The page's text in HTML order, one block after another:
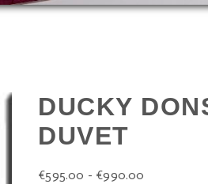
DUCKY
DUVET
€595.00 - €990.00